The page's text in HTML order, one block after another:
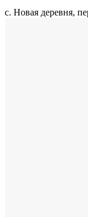
с. Новая деревня,